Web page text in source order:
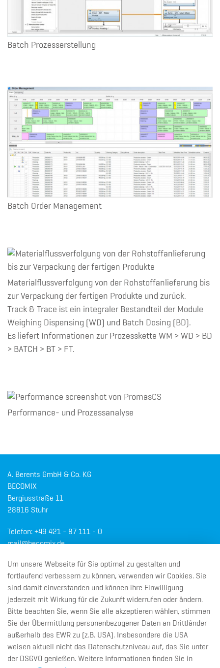
Batch Prozesserstellung
Batch Order Management
Materialflussverfolgung von der Rohstoffanlieferung bis
zur Verpackung der fertigen Produkte und zurück.
Track & Trace ist ein integraler Bestandteil der Module
Weighing Dispensing (WD) und Batch Dosing (BD).
Es liefert Informationen zur Prozesskette WM > WD > BD
> BATCH > BT > FT.
Performance- und Prozessanalyse
A. Berents GmbH & Co. KG
BECOMIX
Bergiusstraße 11
28816 Stuhr
Telefon: +49 421 - 87 111 - 0
mail@becomix.de
© 2026 A. Berents GmbH & Co. KG
Navigation überspringen Impressum Datenschutz
Um unsere Webseite für Sie optimal zu gestalten und
fortlaufend verbessern zu können, verwenden wir Cookies. Sie
sind damit einverstanden und können ihre Einwilligung
jederzeit mit Wirkung für die Zukunft widerrufen oder ändern.
Bitte beachten Sie, wenn Sie alle akzeptieren wählen, stimmen
Sie der Übermittlung personenbezogener Daten an Drittländer
außerhalb des EWR zu (z.B. USA). Insbesondere die USA
weisen aktuell nicht das Datenschutzniveau auf, das Sie unter
der DSGVO genießen. Weitere Informationen finden Sie in